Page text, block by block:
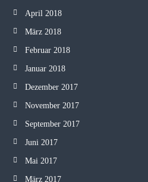
April 2018
März 2018
Februar 2018
Januar 2018
Dezember 2017
November 2017
September 2017
Juni 2017
Mai 2017
März 2017